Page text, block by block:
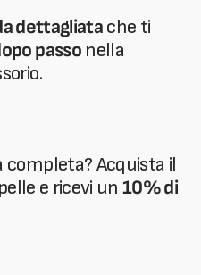
dettagliatache ti
passonella
completa? Acquista il
e ricevi un 10% di